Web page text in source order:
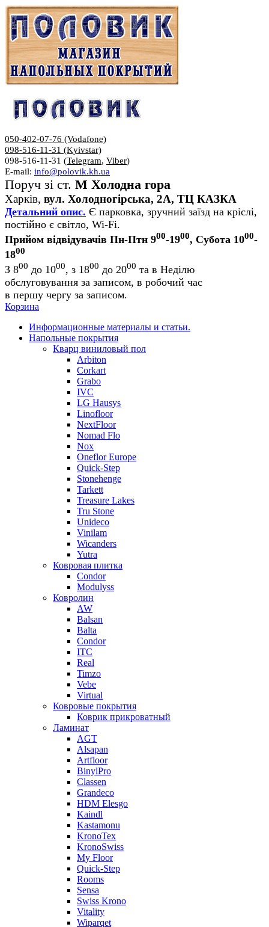
050-402-07-76 (Vodafone)
098-516-11-31 (Kyivstar)
098-516-11-31 (Telegram, Viber)
E-mail: info@polovik.kh.ua
Поруч зі ст. М Холодна гора
Харків, вул. Холодногірська, 2А, ТЦ КАЗКА
Детальний опис. Є парковка, зручний заїзд на кріслі,
постійно є світло, Wi-Fi.
Прийом відвідувачів Пн-Птн 900-1900, Субота 1000-
1800
З 800 до 1000, з 1800 до 2000 та в Неділю
обслуговування за записом, в робочий час
в першу чергу за записом.
Корзина
Информационные материалы и статьи.
Напольные покрытия
Кварц виниловый пол
Arbiton
Corkart
Grabo
IVC
LG Hausys
Linofloor
NextFloor
Nomad Flo
Nox
Oneflor Europe
Quick-Step
Stonehenge
Tarkett
Treasure Lakes
Tru Stone
Unideco
Vinilam
Wicanders
Yutra
Ковровая плитка
Condor
Modulyss
Ковролин
AW
Balsan
Balta
Condor
ITC
Real
Timzo
Vebe
Virtual
Ковровые покрытия
Коврик прикроватный
Ламинат
AGT
Alsapan
Artfloor
BinylPro
Classen
Grandeco
HDM Elesgo
Kaindl
Kastamonu
KronoTex
KronoSwiss
My Floor
Quick-Step
Rooms
Sensa
Swiss Krono
Vitality
Wiparqet